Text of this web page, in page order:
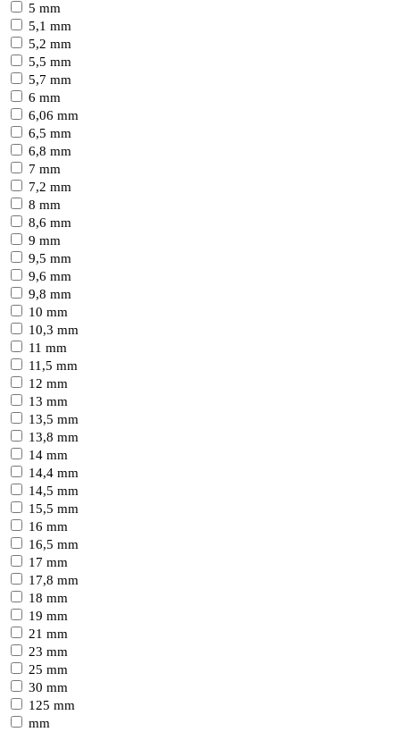
5 mm
5,1 mm
5,2 mm
5,5 mm
5,7 mm
6 mm
6,06 mm
6,5 mm
6,8 mm
7 mm
7,2 mm
8 mm
8,6 mm
9 mm
9,5 mm
9,6 mm
9,8 mm
10 mm
10,3 mm
11 mm
11,5 mm
12 mm
13 mm
13,5 mm
13,8 mm
14 mm
14,4 mm
14,5 mm
15,5 mm
16 mm
16,5 mm
17 mm
17,8 mm
18 mm
19 mm
21 mm
23 mm
25 mm
30 mm
125 mm
mm